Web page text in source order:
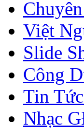
Việt
Slide
Công
Tin
Nhạc